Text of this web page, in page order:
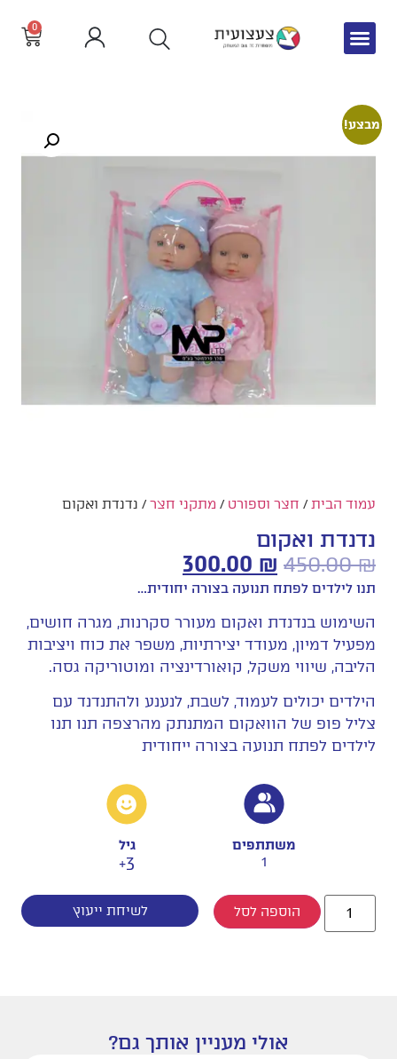
0
מבצע!
עמוד הבית/ חצר וספורט / מתקני חצר/ נדנדת ואקום
נדנדת ואקום
450.00₪
300.00 ₪
תנו לילדים לפתח תנועה בצורה יחודית…
השימוש בנדנדת ואקום מעורר סקרנות, מגרה חושים,
מפעיל דמיון, מעודד יצירתיות, משפר את כוח ויציבות
הליבה, שיווי משקל, קואורדינציה ומוטוריקה גסה.
הילדים יכולים לעמוד, לשבת, לנענע ולהתנדנד עם
צליל פופ של הוואקום המתנתק מהרצפה תנו תנו
לילדים לפתח תנועה בצורה ייחודית
משתתפים
1
גיל
3+
הוספה לסל לשיחת ייעוץ
אולי מעניין אותך גם?